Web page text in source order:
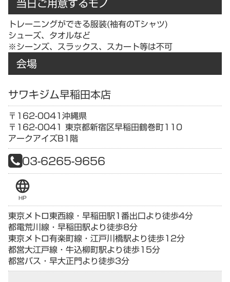
トレーニングができる服装(袖有のTシャツ)
シューズ、タオルなど
※シーンズ、スラックス、スカート等は不可
会場
サワキジム早稲田本店
〒162-0041沖縄県
〒162-0041 東京都新宿区早稲田鶴巻町110
アークアイズB1階
03-6265-9656
language
HP
東京メトロ東西線・早稲田駅1番出口より徒歩4分
都電荒川線・早稲田駅より徒歩8分
東京メトロ有楽町線・江戸川橋駅より徒歩12分
都営大江戸線・牛込柳町駅より徒歩15分
都営バス・早大正門より徒歩3分